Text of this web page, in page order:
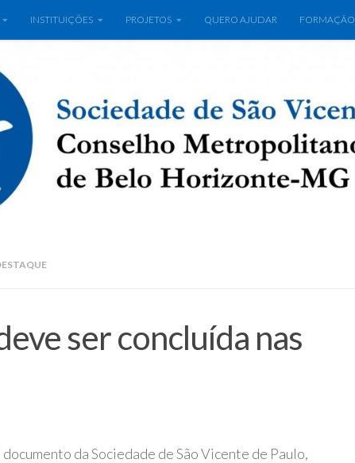
INSTITUIÇÕES PROJETOS QUERO AJUDAR FORMAÇÃO
ser concluída nas
da Sociedade de São Vicente de Paulo,